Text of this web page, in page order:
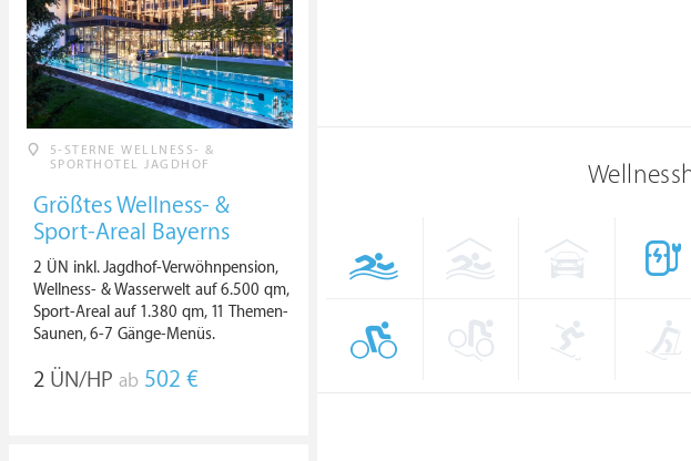
5-STERNE WELLNESS- &
SPORTHOTEL JAGDHOF
Größtes Wellness- &
Sport-Areal Bayerns
2 ÜN inkl. Jagdhof-Verwöhnpension,
Wellness- & Wasserwelt auf 6.500 qm,
Sport-Areal auf 1.380 qm, 11 Themen-
Saunen, 6-7 Gänge-Menüs.
2 ÜN/HP ab 502 €